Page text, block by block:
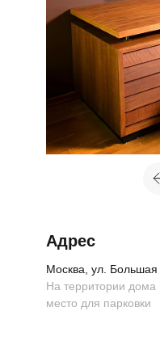
Москва, ул.
Адрес
На территории дома
место для парковки